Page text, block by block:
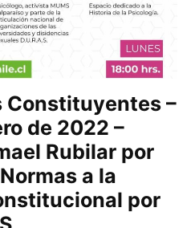
–
de 2022 –
Rubilar por
a la
por